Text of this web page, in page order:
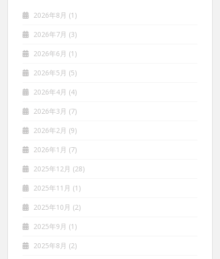
2026年8月 (1)
2026年7月 (3)
2026年6月 (1)
2026年5月 (5)
2026年4月 (4)
2026年3月 (7)
2026年2月 (9)
2026年1月 (7)
2025年12月 (28)
2025年11月 (1)
2025年10月 (2)
2025年9月 (1)
2025年8月 (2)